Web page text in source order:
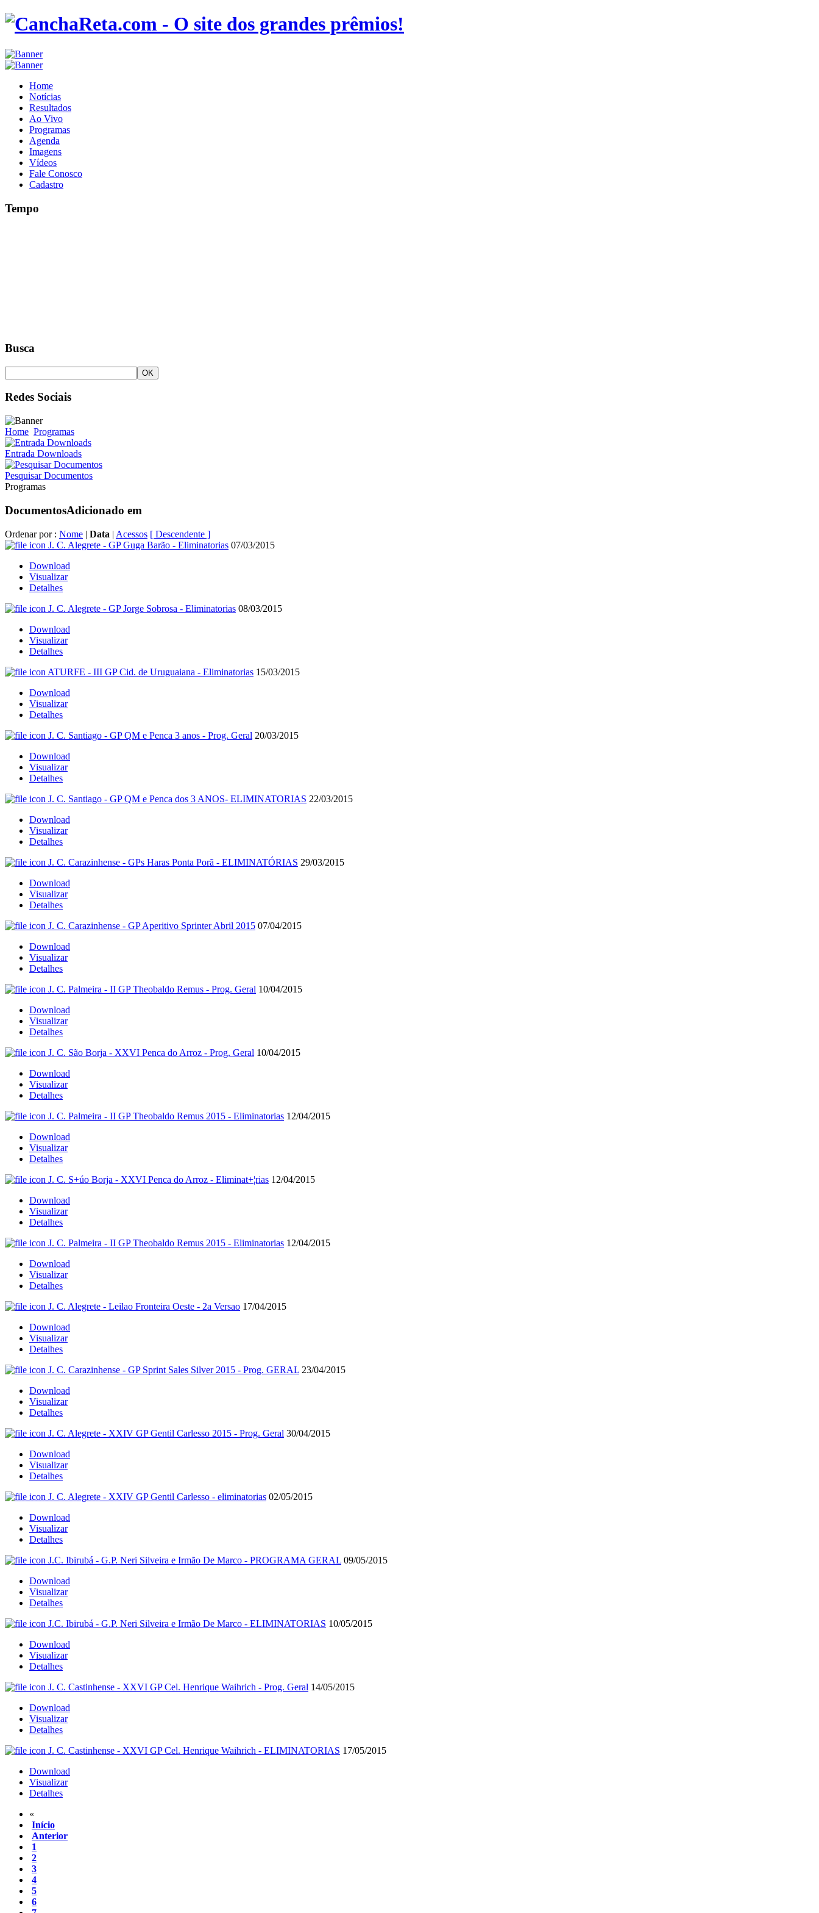
Home
Notícias
Resultados
Ao Vivo
Programas
Agenda
Imagens
Vídeos
Fale Conosco
Cadastro
Tempo
Busca
Redes Sociais
Home Programas
Entrada Downloads
Pesquisar Documentos
Programas
DocumentosAdicionado em
Ordenar por : Nome | Data | Acessos [ Descendente ]
J. C. Alegrete - GP Guga Barão - Eliminatorias 07/03/2015
Download
Visualizar
Detalhes
J. C. Alegrete - GP Jorge Sobrosa - Eliminatorias 08/03/2015
Download
Visualizar
Detalhes
ATURFE - III GP Cid. de Uruguaiana - Eliminatorias 15/03/2015
Download
Visualizar
Detalhes
J. C. Santiago - GP QM e Penca 3 anos - Prog. Geral 20/03/2015
Download
Visualizar
Detalhes
J. C. Santiago - GP QM e Penca dos 3 ANOS- ELIMINATORIAS 22/03/2015
Download
Visualizar
Detalhes
J. C. Carazinhense - GPs Haras Ponta Porã - ELIMINATÓRIAS 29/03/2015
Download
Visualizar
Detalhes
J. C. Carazinhense - GP Aperitivo Sprinter Abril 2015 07/04/2015
Download
Visualizar
Detalhes
J. C. Palmeira - II GP Theobaldo Remus - Prog. Geral 10/04/2015
Download
Visualizar
Detalhes
J. C. São Borja - XXVI Penca do Arroz - Prog. Geral 10/04/2015
Download
Visualizar
Detalhes
J. C. Palmeira - II GP Theobaldo Remus 2015 - Eliminatorias 12/04/2015
Download
Visualizar
Detalhes
J. C. S+úo Borja - XXVI Penca do Arroz - Eliminat+¦rias 12/04/2015
Download
Visualizar
Detalhes
J. C. Palmeira - II GP Theobaldo Remus 2015 - Eliminatorias 12/04/2015
Download
Visualizar
Detalhes
J. C. Alegrete - Leilao Fronteira Oeste - 2a Versao 17/04/2015
Download
Visualizar
Detalhes
J. C. Carazinhense - GP Sprint Sales Silver 2015 - Prog. GERAL 23/04/2015
Download
Visualizar
Detalhes
J. C. Alegrete - XXIV GP Gentil Carlesso 2015 - Prog. Geral 30/04/2015
Download
Visualizar
Detalhes
J. C. Alegrete - XXIV GP Gentil Carlesso - eliminatorias 02/05/2015
Download
Visualizar
Detalhes
J.C. Ibirubá - G.P. Neri Silveira e Irmão De Marco - PROGRAMA GERAL 09/05/2015
Download
Visualizar
Detalhes
J.C. Ibirubá - G.P. Neri Silveira e Irmão De Marco - ELIMINATORIAS 10/05/2015
Download
Visualizar
Detalhes
J. C. Castinhense - XXVI GP Cel. Henrique Waihrich - Prog. Geral 14/05/2015
Download
Visualizar
Detalhes
J. C. Castinhense - XXVI GP Cel. Henrique Waihrich - ELIMINATORIAS 17/05/2015
Download
Visualizar
Detalhes
«
Início
Anterior
1
2
3
4
5
6